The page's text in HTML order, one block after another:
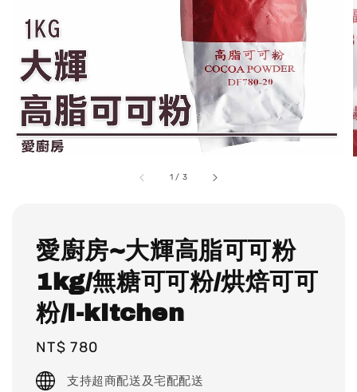
1 / 3
愛廚房~大輝高脂可可粉
1kg/無糖可可粉/烘焙可可
粉/i-kitchen
Regular
price
NT$ 780
支持超商配送及宅配配送